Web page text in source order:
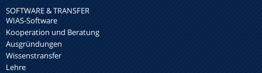
SOFTWARE & TRANSFER
WIAS-Software
Kooperation und Beratung
Ausgründungen
Wissenstransfer
Lehre